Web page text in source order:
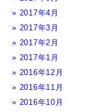
2017年4月
2017年3月
2017年2月
2017年1月
2016年12月
2016年11月
2016年10月